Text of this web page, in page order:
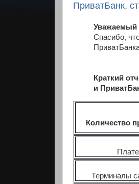
ПриватБанк,
Уважаемый
Спасибо,
Краткий
и
Количество
Терминалы